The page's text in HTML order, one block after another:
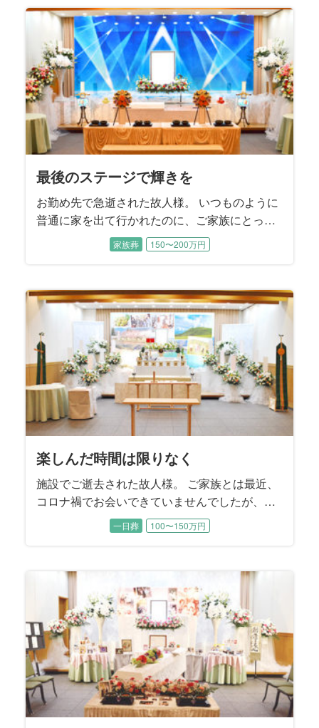
う。 鷺のごとく、白い羽を広げ飛び立とうとさ
れる故人様。 そのお姿で旅立つ事を、ご本人様
が望んでおられる、そう解釈するご家族様のお
手伝いをさせていただきました。
最後のステージで輝きを
お勤め先で急逝された故人様。 いつものように
普通に家を出て行かれたのに、ご家族にとって
はあまりにも突然の事で、ご家族はその事実を
受け止めきれない状態でいらっしゃいました。
家族葬 150〜200万円
楽しんだ時間は限りなく
施設でご逝去された故人様。 ご家族とは最近、
コロナ禍でお会いできていませんでしたが、ご
家族とのお時間を一番に大切に過ごされてきた
方でした。 この度はご家族で楽しまれたお時間
一日葬 100〜150万円